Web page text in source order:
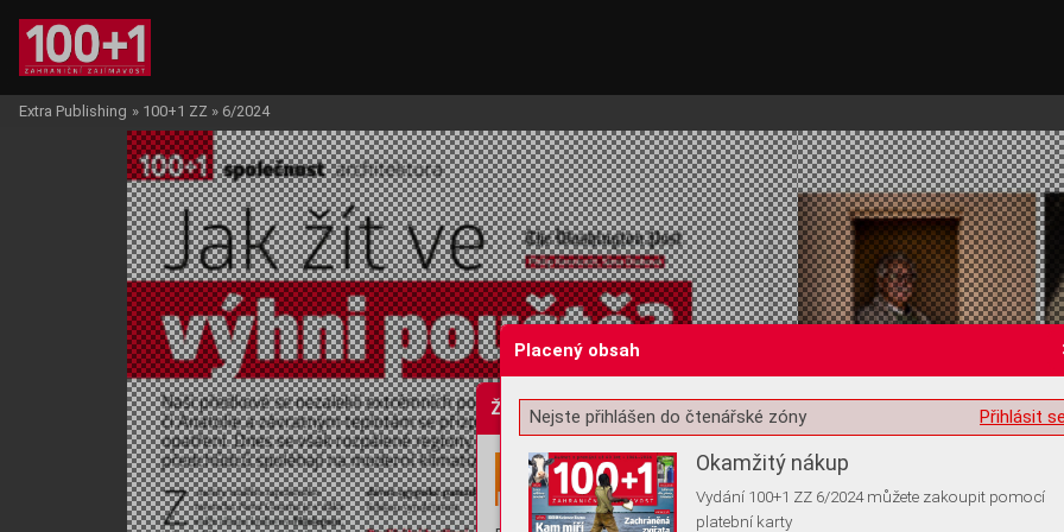
Žádost o souhlas s ukládáním volitelných informací
Extra Publishing » 100+1 ZZ » 6/2024
Placený obsah
Přihlásit
Nejste přihlášen do čtenářské zóny
Okamžitý nákup
Vydání 100+1 ZZ 6/2024 můžete zakoupit pomocí
platební karty